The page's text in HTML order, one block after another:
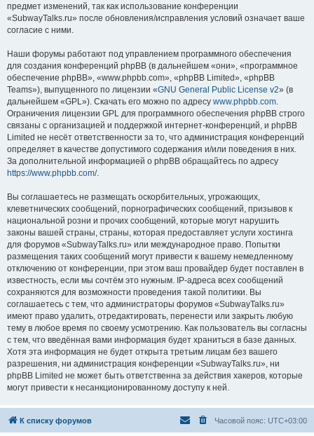
предмет изменений, так как использование конференции
«SubwayTalks.ru» после обновления/исправления условий означает ваше
согласие с ними.
Наши форумы работают под управлением программного обеспечения
для создания конференций phpBB (в дальнейшем «они», «программное
обеспечение phpBB», «www.phpbb.com», «phpBB Limited», «phpBB
Teams»), выпущенного по лицензии «GNU General Public License v2» (в
дальнейшем «GPL»). Скачать его можно по адресу www.phpbb.com.
Ограничения лицензии GPL для программного обеспечения phpBB строго
связаны с организацией и поддержкой интернет-конференций, и phpBB
Limited не несёт ответственности за то, что администрация конференций
определяет в качестве допустимого содержания и/или поведения в них.
За дополнительной информацией о phpBB обращайтесь по адресу
https://www.phpbb.com/.
Вы соглашаетесь не размещать оскорбительных, угрожающих,
клеветнических сообщений, порнографических сообщений, призывов к
национальной розни и прочих сообщений, которые могут нарушить
законы вашей страны, страны, которая предоставляет услуги хостинга
для форумов «SubwayTalks.ru» или международное право. Попытки
размещения таких сообщений могут привести к вашему немедленному
отключению от конференции, при этом ваш провайдер будет поставлен в
известность, если мы сочтём это нужным. IP-адреса всех сообщений
сохраняются для возможности проведения такой политики. Вы
соглашаетесь с тем, что администраторы форумов «SubwayTalks.ru»
имеют право удалить, отредактировать, перенести или закрыть любую
тему в любое время по своему усмотрению. Как пользователь вы согласны
с тем, что введённая вами информация будет храниться в базе данных.
Хотя эта информация не будет открыта третьим лицам без вашего
разрешения, ни администрация конференции «SubwayTalks.ru», ни
phpBB Limited не может быть ответственна за действия хакеров, которые
могут привести к несанкционированному доступу к ней.
К списку форумов Часовой пояс: UTC+03:00